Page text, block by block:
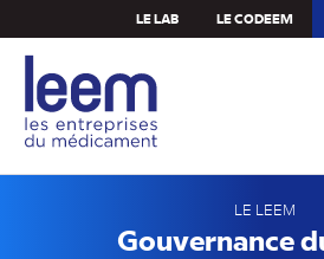
au
contenu
principal
LE LAB LE CODEEM
LE LEEM
Gouvernance